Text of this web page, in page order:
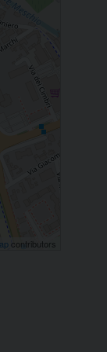
contributors